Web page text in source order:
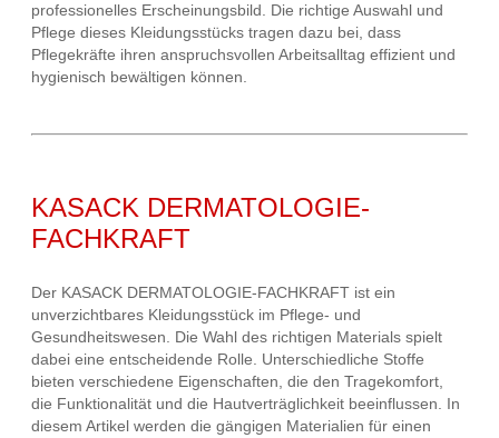
professionelles Erscheinungsbild. Die richtige Auswahl und
Pflege dieses Kleidungsstücks tragen dazu bei, dass
Pflegekräfte ihren anspruchsvollen Arbeitsalltag effizient und
hygienisch bewältigen können.
KASACK DERMATOLOGIE-
FACHKRAFT
Der KASACK DERMATOLOGIE-FACHKRAFT ist ein
unverzichtbares Kleidungsstück im Pflege- und
Gesundheitswesen. Die Wahl des richtigen Materials spielt
dabei eine entscheidende Rolle. Unterschiedliche Stoffe
bieten verschiedene Eigenschaften, die den Tragekomfort,
die Funktionalität und die Hautverträglichkeit beeinflussen. In
diesem Artikel werden die gängigen Materialien für einen